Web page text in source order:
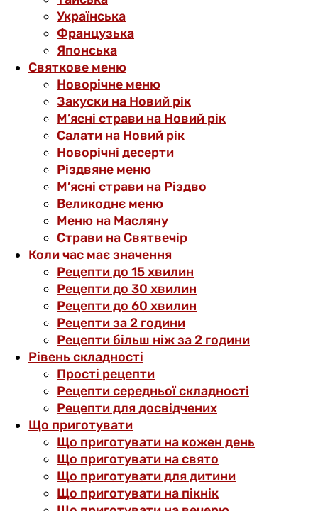
Українська
Французька
Японська
Святкове меню
Новорічне меню
Закуски на Новий рік
М’ясні страви на Новий рік
Салати на Новий рік
Новорічні десерти
Різдвяне меню
М’ясні страви на Різдво
Великоднє меню
Меню на Масляну
Страви на Святвечір
Коли час має значення
Рецепти до 15 хвилин
Рецепти до 30 хвилин
Рецепти до 60 хвилин
Рецепти за 2 години
Рецепти більш ніж за 2 години
Рівень складності
Прості рецепти
Рецепти середньої складності
Рецепти для досвідчених
Що приготувати
Що приготувати на кожен день
Що приготувати на свято
Що приготувати для дитини
Що приготувати на пікнік